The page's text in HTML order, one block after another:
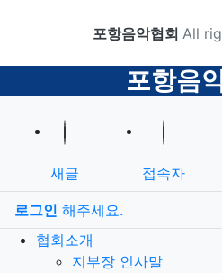
카피라이트
포항음악협회 All
포항음
새글 접속자
로그인 해주세요.
협회소개
지부장 인사말